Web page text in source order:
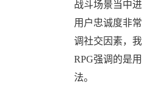
战斗场景当中
用户忠诚度非
调社交因素，
RPG强调的是
法。